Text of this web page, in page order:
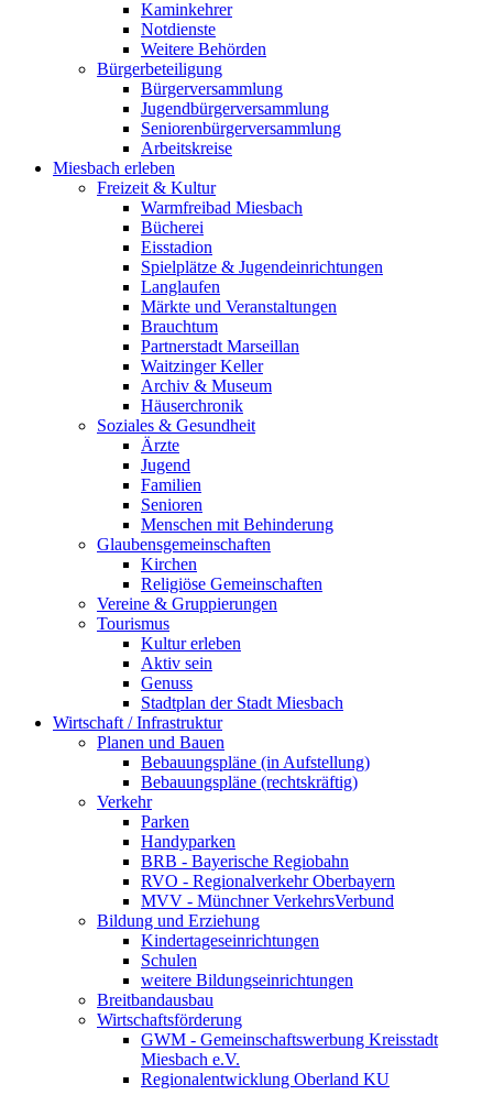
Kaminkehrer
Notdienste
Weitere Behörden
Bürgerbeteiligung
Bürgerversammlung
Jugendbürgerversammlung
Seniorenbürgerversammlung
Arbeitskreise
Miesbach erleben
Freizeit & Kultur
Warmfreibad Miesbach
Bücherei
Eisstadion
Spielplätze & Jugendeinrichtungen
Langlaufen
Märkte und Veranstaltungen
Brauchtum
Partnerstadt Marseillan
Waitzinger Keller
Archiv & Museum
Häuserchronik
Soziales & Gesundheit
Ärzte
Jugend
Familien
Senioren
Menschen mit Behinderung
Glaubensgemeinschaften
Kirchen
Religiöse Gemeinschaften
Vereine & Gruppierungen
Tourismus
Kultur erleben
Aktiv sein
Genuss
Stadtplan der Stadt Miesbach
Wirtschaft / Infrastruktur
Planen und Bauen
Bebauungspläne (in Aufstellung)
Bebauungspläne (rechtskräftig)
Verkehr
Parken
Handyparken
BRB - Bayerische Regiobahn
RVO - Regionalverkehr Oberbayern
MVV - Münchner VerkehrsVerbund
Bildung und Erziehung
Kindertageseinrichtungen
Schulen
weitere Bildungseinrichtungen
Breitbandausbau
Wirtschaftsförderung
GWM - Gemeinschaftswerbung Kreisstadt
Miesbach e.V.
Regionalentwicklung Oberland KU